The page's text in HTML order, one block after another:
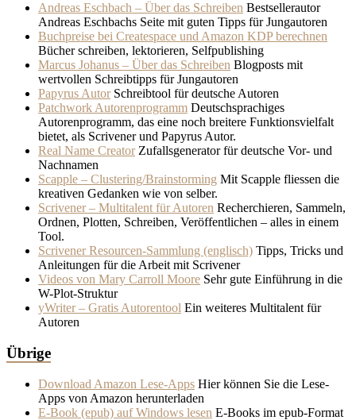
Andreas Eschbach – Über das Schreiben Bestsellerautor
Andreas Eschbachs Seite mit guten Tipps für Jungautoren
Buchpreise bei Createspace und Amazon KDP berechnen
Bücher schreiben, lektorieren, Selfpublishing
Marcus Johanus – Über das Schreiben Blogposts mit
wertvollen Schreibtipps für Jungautoren
Papyrus AutorSchreibtool für deutsche Autoren
Patchwork Autorenprogramm Deutschsprachiges
Autorenprogramm, das eine noch breitere Funktionsvielfalt
bietet, als Scrivener und Papyrus Autor.
Real Name CreatorZufallsgenerator für deutsche Vor- und
Nachnamen
Scapple – Clustering/Brainstorming Mit Scapple fliessen die
kreativen Gedanken wie von selber.
Scrivener – Multitalent für Autoren Recherchieren, Sammeln,
Ordnen, Plotten, Schreiben, Veröffentlichen – alles in einem
Tool.
Scrivener Resourcen-Sammlung (englisch) Tipps, Tricks und
Anleitungen für die Arbeit mit Scrivener
Videos von Mary Carroll Moore Sehr gute Einführung in die
W-Plot-Struktur
yWriter – Gratis Autorentool Ein weiteres Multitalent für
Autoren
Übrige
Download Amazon Lese-Apps Hier können Sie die Lese-
Apps von Amazon herunterladen
E-Book (epub) auf Windows lesen E-Books im epub-Format